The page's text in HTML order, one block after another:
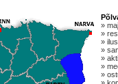
»
»
»
»
»
»
»